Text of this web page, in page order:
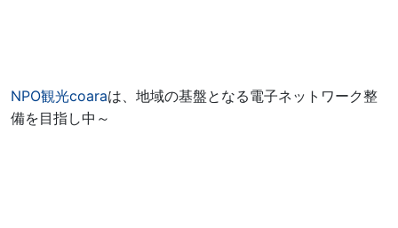
NPO観光coaraは、地域の基盤となる電子ネットワーク整
備を目指し中～